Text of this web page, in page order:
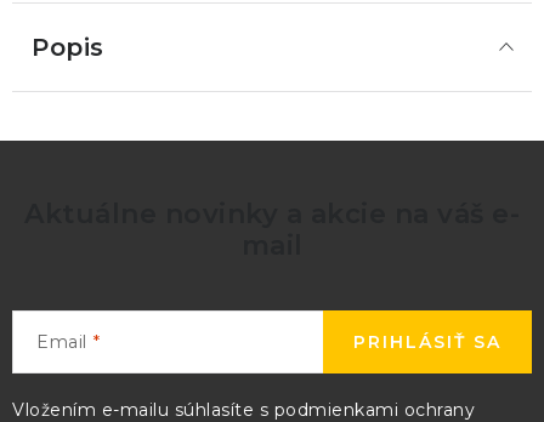
Popis
Email
Vložením e-mailu súhlasíte s podmienkami ochrany
PRIHLÁSIŤ SA